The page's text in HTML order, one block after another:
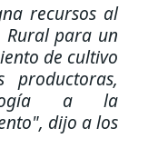
recursos al
Rural para un
de cultivo
a la
dijo a los